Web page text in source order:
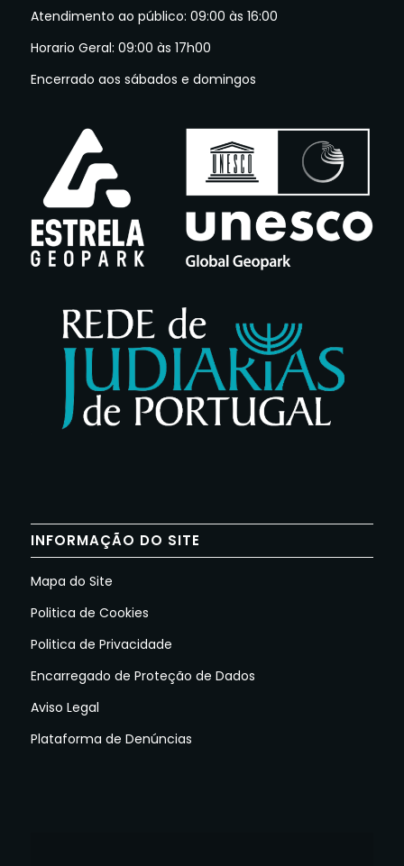
Atendimento ao público: 09:00 às 16:00
Horario Geral: 09:00 às 17h00
Encerrado aos sábados e domingos
INFORMAÇÃO DO SITE
Mapa do Site
Politica de Cookies
Politica de Privacidade
Encarregado de Proteção de Dados
Aviso Legal
Plataforma de Denúncias